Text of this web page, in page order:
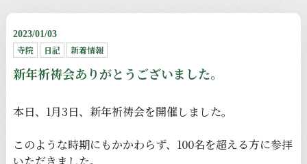
2023/01/03
寺院 日記 新着情報
新年祈祷会ありがとうございました。
本日、1月3日、新年祈祷会を開催しました。
このような時期にもかかわらず、100名を超える方に参拝